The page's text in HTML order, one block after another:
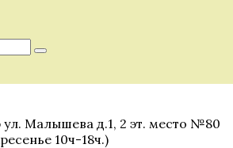
Поиск
ул. Малышева д.1, 2 эт. место №80
10ч-18ч.)